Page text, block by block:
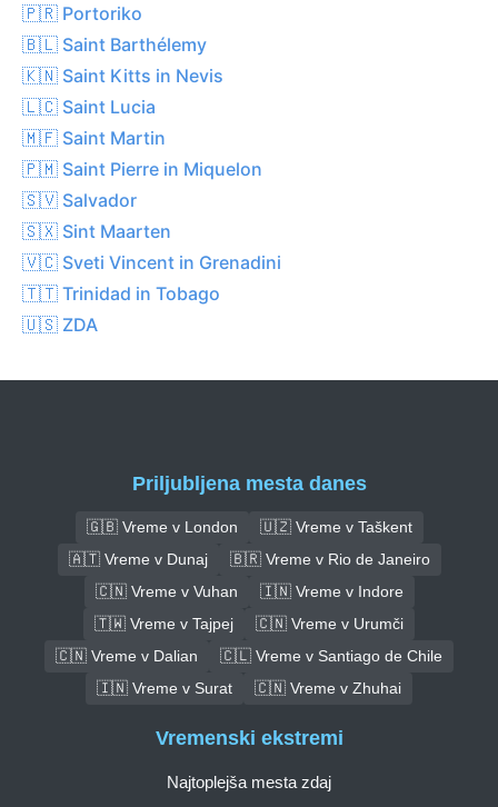
🇵🇷 Portoriko
🇧🇱 Saint Barthélemy
🇰🇳 Saint Kitts in Nevis
🇱🇨 Saint Lucia
🇲🇫 Saint Martin
🇵🇲 Saint Pierre in Miquelon
🇸🇻 Salvador
🇸🇽 Sint Maarten
🇻🇨 Sveti Vincent in Grenadini
🇹🇹 Trinidad in Tobago
🇺🇸 ZDA
Priljubljena mesta danes
🇬🇧 Vreme v London
🇺🇿 Vreme v Taškent
🇦🇹 Vreme v Dunaj
🇧🇷 Vreme v Rio de Janeiro
🇨🇳 Vreme v Vuhan
🇮🇳 Vreme v Indore
🇹🇼 Vreme v Tajpej
🇨🇳 Vreme v Urumči
🇨🇳 Vreme v Dalian
🇨🇱 Vreme v Santiago de Chile
🇮🇳 Vreme v Surat
🇨🇳 Vreme v Zhuhai
Vremenski ekstremi
Najtoplejša mesta zdaj